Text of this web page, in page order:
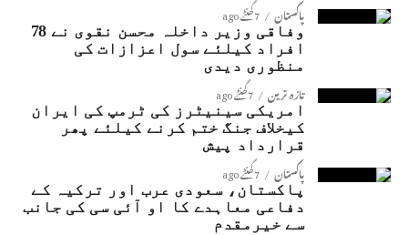
پاکستان 7 گھنٹے ago
وفاقی وزیر داخلہ محسن نقوی نے 78
افراد کیلئے سول اعزازات کی
منظوری دیدی
تازہ ترین 7 گھنٹے ago
امریکی سینیٹرز کی ٹرمپ کی ایران
کیخلاف جنگ ختم کرنے کیلئے پھر
قرارداد پیش
پاکستان 7 گھنٹے ago
پاکستان، سعودی عرب اور ترکیہ کے
دفاعی معاہدے کا او آئی سی کی جانب
سے خیرمقدم